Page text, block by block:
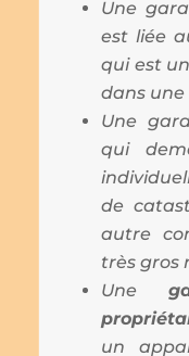
Une
est liée
qui est
dans une
Une
qui
de
autre
très gros
Une
un